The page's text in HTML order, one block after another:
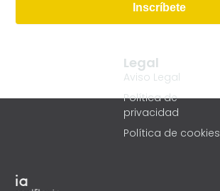
Inscríbete
Legal
Aviso Legal
Política de
privacidad
Política de cookies